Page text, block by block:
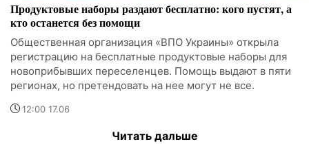
Продуктовые наборы раздают бесплатно: кого пустят, а
кто останется без помощи
Общественная организация «ВПО Украины» открыла
регистрацию на бесплатные продуктовые наборы для
новоприбывших переселенцев. Помощь выдают в пяти
регионах, но претендовать на нее могут не все.
12:00 17.06
Читать дальше